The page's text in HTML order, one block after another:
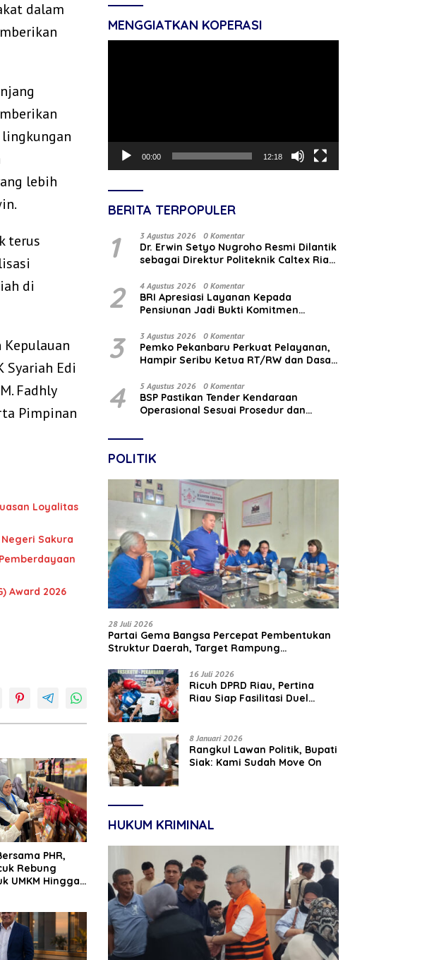
dalam
lebih
terus
di
Syariah Edi
Fadhly
Pimpinan
Loyalitas
Sakura
Award 2026
PHR,
Rebung
UMKM Hingga
MENGGIATKAN KOPERASI
00:00 12:18
BERITA TERPOPULER
1 3 Agustus 2026 0 Komentar
‎Dr. Erwin Setyo Nugroho Resmi Dilantik
sebagai Direktur Politeknik Caltex Riau
2 4 Agustus 2026 0 Komentar
BRI Apresiasi Layanan Kepada
Pensiunan Jadi Bukti Komitmen
Nasabah
3 3 Agustus 2026 0 Komentar
Pemko Pekanbaru Perkuat Pelayanan,
Hampir Seribu Ketua RT/RW dan Dasa
4 5 Agustus 2026 0 Komentar
BSP Pastikan Tender Kendaraan
Operasional Sesuai Prosedur dan
POLITIK
28 Juli 2026
Partai Gema Bangsa Percepat Pembentukan
Struktur Daerah, Target Rampung
16 Juli 2026
‎Ricuh DPRD Riau, Pertina
Riau Siap Fasilitasi Duel
8 Januari 2026
Rangkul Lawan Politik, Bupati
Siak: Kami Sudah Move On
HUKUM KRIMINAL